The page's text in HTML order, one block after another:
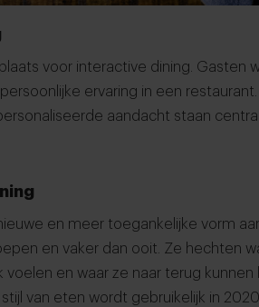
voor interactive dining. Gasten
ervaring in een restaurant.
aandacht staan
en meer toegankelijke vorm
en vaker dan ooit. Ze hechten
voelen en waar ze naar terug kunnen
van eten wordt gebruikelijk in